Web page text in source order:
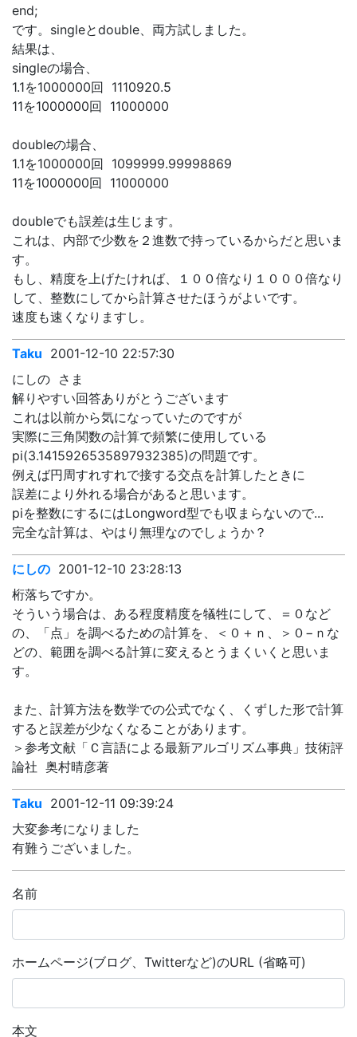
end;
です。singleとdouble、両方試しました。
結果は、
singleの場合、
1.1を1000000回 1110920.5
11を1000000回 11000000
doubleの場合、
1.1を1000000回 1099999.99998869
11を1000000回 11000000
doubleでも誤差は生じます。
これは、内部で少数を２進数で持っているからだと思いま
す。
もし、精度を上げたければ、１００倍なり１０００倍なり
して、整数にしてから計算させたほうがよいです。
速度も速くなりますし。
Taku 2001-12-10 22:57:30
にしの さま
解りやすい回答ありがとうございます
これは以前から気になっていたのですが
実際に三角関数の計算で頻繁に使用している
pi(3.1415926535897932385)の問題です。
例えば円周すれすれで接する交点を計算したときに
誤差により外れる場合があると思います。
piを整数にするにはLongword型でも収まらないので...
完全な計算は、やはり無理なのでしょうか？
にしの 2001-12-10 23:28:13
桁落ちですか。
そういう場合は、ある程度精度を犠牲にして、＝０など
の、「点」を調べるための計算を、＜０＋ｎ、＞０−ｎな
どの、範囲を調べる計算に変えるとうまくいくと思いま
す。
また、計算方法を数学での公式でなく、くずした形で計算
すると誤差が少なくなることがあります。
＞参考文献「Ｃ言語による最新アルゴリズム事典」技術評
論社 奥村晴彦著
Taku 2001-12-11 09:39:24
大変参考になりました
有難うございました。
名前
ホームページ(ブログ、Twitterなど)のURL (省略可)
本文